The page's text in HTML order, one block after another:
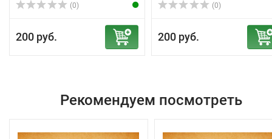
(0)
200 руб.
(0)
200 руб.
Рекомендуем посмотреть